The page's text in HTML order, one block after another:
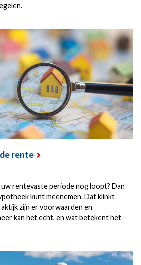
rente
rentevaste periode nog loopt? Dan
kunt meenemen. Dat klinkt
zijn er voorwaarden en
kan het echt, en wat betekent het